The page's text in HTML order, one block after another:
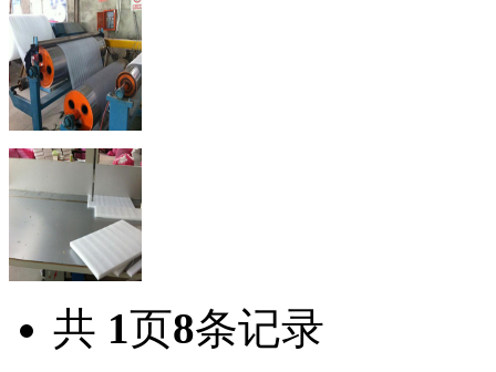
共 1页8条记录